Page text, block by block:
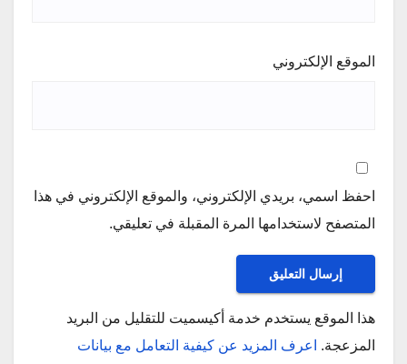
الموقع الإلكتروني
احفظ اسمي، بريدي الإلكتروني، والموقع الإلكتروني في هذا
المتصفح لاستخدامها المرة المقبلة في تعليقي.
هذا الموقع يستخدم خدمة أكيسميت للتقليل من البريد
المزعجة.
اعرف المزيد عن كيفية التعامل مع بيانات